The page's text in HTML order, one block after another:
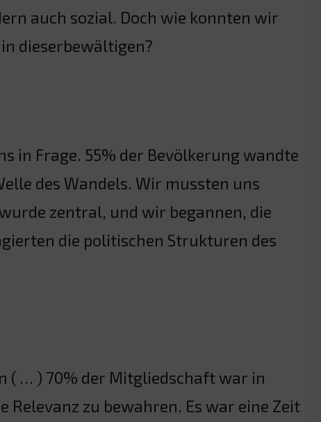
auch sozial. Doch wie konnten wir
dieserbewältigen?
in Frage. 55% der Bevölkerung wandte
des Wandels. Wir mussten uns
zentral, und wir begannen, die
die politischen Strukturen des
( … ) 70% der Mitgliedschaft war in
Relevanz zu bewahren. Es war eine Zeit